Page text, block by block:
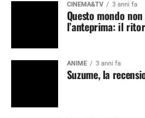
CINEMA&TV 3 anni fa
Questo mondo
l’anteprima: il
ANIME 3 anni fa
Suzume, la